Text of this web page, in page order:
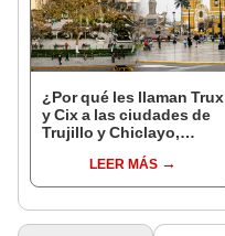
¿Por qué les llaman Trux
y Cix a las ciudades de
Trujillo y Chiclayo,
LEER MÁS